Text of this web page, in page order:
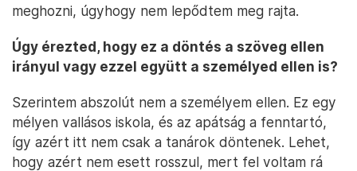
meghozni, úgyhogy nem lepődtem meg rajta.
Úgy érezted, hogy ez a döntés a szöveg ellen
irányul vagy ezzel együtt a személyed ellen is?
Szerintem abszolút nem a személyem ellen. Ez egy
mélyen vallásos iskola, és az apátság a fenntartó,
így azért itt nem csak a tanárok döntenek. Lehet,
hogy azért nem esett rosszul, mert fel voltam rá